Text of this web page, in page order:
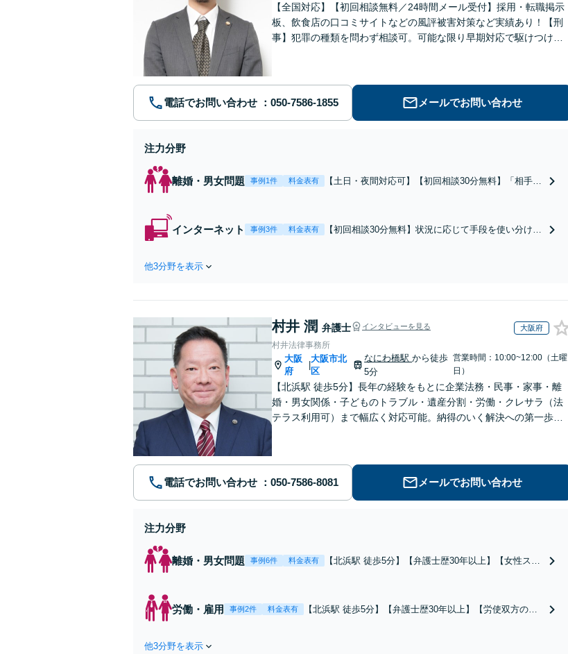
【全国対応】【初回相談無料／24時間メール受付】採用・転職掲示
板、飲食店の口コミサイトなどの風評被害対策など実績あり！【刑
事】犯罪の種類を問わず相談可。可能な限り早期対応で駆けつけサ
電話でお問い合わせ メールでお問い合わせ
注力分野
離婚・男女問題 事例1件 料金表有
【土日・夜間対応可】【初回相談30分無料】「相手方
金額アップ／減額交渉も対応可」【完全個室対応】
インターネット 事例3件 料金表有
【初回相談30分無料】状況に応じて手段を使い分け、
他3分野を表示
村井 潤 弁護士 インタビューを見る 大阪府
村井法律事務所
大阪
府
|
大阪市北
区
なにわ橋駅から徒歩
5分
営業時間：10:00~12:00（土曜
日）
【北浜駅 徒歩5分】長年の経験をもとに企業法務・民事・家事・離
婚・男女関係・子どものトラブル・遺産分割・労働・クレサラ（法
テラス利用可）まで幅広く対応可能。納得のいく解決への第一歩を
電話でお問い合わせ メールでお問い合わせ
注力分野
離婚・男女問題 事例6件 料金表有
【北浜駅 徒歩5分】【弁護士歴30年以上】【女性スタ
ください。【法テラス利用可】
労働・雇用 事例2件 料金表有
【北浜駅 徒歩5分】【弁護士歴30年以上】【労使双方の対
他3分野を表示